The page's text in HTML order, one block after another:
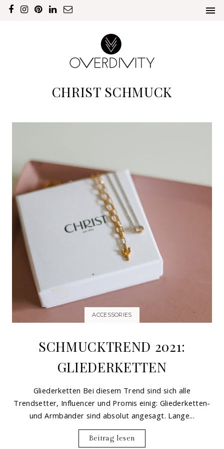
CHRIST SCHMUCK
ACCESSORIES
SCHMUCKTREND 2021:
GLIEDERKETTEN
Gliederketten Bei diesem Trend sind sich alle
Trendsetter, Influencer und Promis einig: Gliederketten-
und Armbänder sind absolut angesagt. Lange...
Beitrag lesen